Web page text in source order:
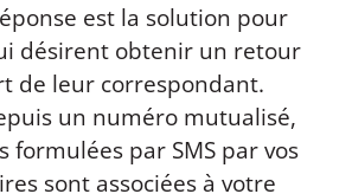
est la solution pour
désirent obtenir un retour
de leur correspondant.
un numéro mutualisé,
formulées par SMS par vos
sont associées à votre